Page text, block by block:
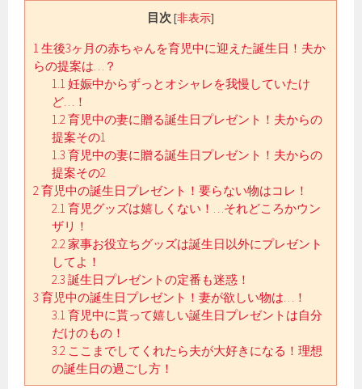
目次 [非表示]
1 生後3ヶ月の赤ちゃんを育児中に迎えた誕生日！夫か
らの提案は…？
1.1 妊娠中からずっとオシャレを我慢していたけ
ど…！
1.2 育児中の妻に贈る誕生日プレゼント！夫からの
提案その1
1.3 育児中の妻に贈る誕生日プレゼント！夫からの
提案その2
2 育児中の誕生日プレゼント！要らない物はコレ！
2.1 育児グッズは嬉しくない！…それどころかウン
ザリ！
2.2 家事お役立ちグッズは誕生日以外にプレゼント
してよ！
2.3 誕生日プレゼントの定番も迷惑！
3 育児中の誕生日プレゼント！妻が欲しい物は…！
3.1 育児中に貰って嬉しい誕生日プレゼントは自分
だけのもの！
3.2 ここまでしてくれたら夫が大好きになる！理想
の誕生日の過ごし方！